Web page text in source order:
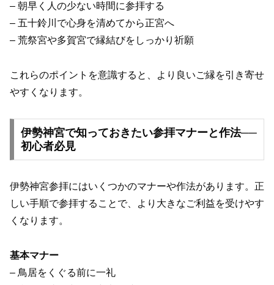
– 朝早く人の少ない時間に参拝する
– 五十鈴川で心身を清めてから正宮へ
– 荒祭宮や多賀宮で縁結びをしっかり祈願
これらのポイントを意識すると、より良いご縁を引き寄せ
やすくなります。
伊勢神宮で知っておきたい参拝マナーと作法──
初心者必見
伊勢神宮参拝にはいくつかのマナーや作法があります。正
しい手順で参拝することで、より大きなご利益を受けやす
くなります。
基本マナー
– 鳥居をくぐる前に一礼